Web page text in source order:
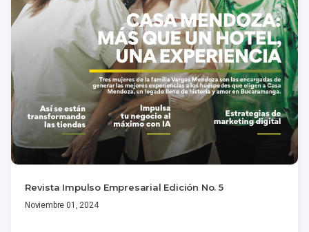
Revista Impulso Empresarial Edición No. 5
Noviembre 01, 2024